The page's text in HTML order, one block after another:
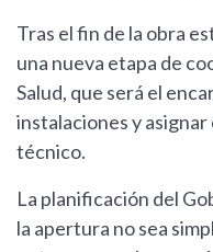
Tras el fin de la obra
una nueva etapa de
Salud, que será el
instalaciones y
técnico.
La planificación del
la apertura no sea